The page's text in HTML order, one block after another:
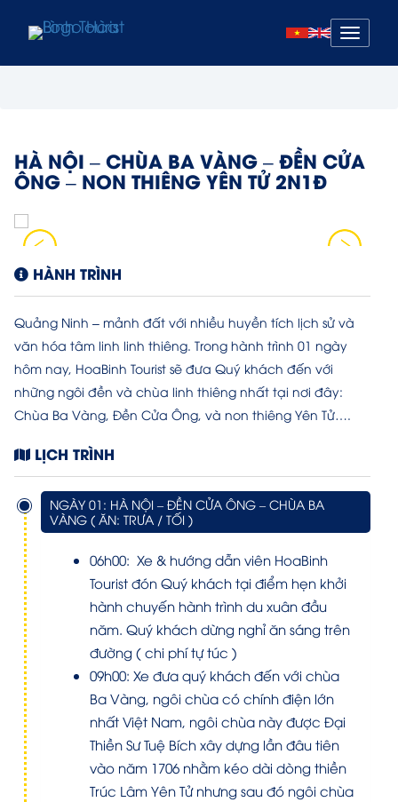
Mở
menu
HÀ NỘI – CHÙA BA VÀNG – ĐỀN CỬA
ÔNG – NON THIÊNG YÊN TỬ 2N1Đ
HÀNH TRÌNH
Quảng Ninh – mảnh đất với nhiều huyền tích lịch sử và
văn hóa tâm linh linh thiêng. Trong hành trình 01 ngày
hôm nay, HoaBinh Tourist sẽ đưa Quý khách đến với
những ngôi đền và chùa linh thiêng nhất tại nơi đây:
Chùa Ba Vàng, Đền Cửa Ông, và non thiêng Yên Tử….
LỊCH TRÌNH
NGÀY 01: HÀ NỘI – ĐỀN CỬA ÔNG – CHÙA BA
VÀNG ( ĂN: TRƯA / TỐI )
06h00: Xe & hướng dẫn viên HoaBinh
Tourist đón Quý khách tại điểm hẹn khởi
hành chuyến hành trình du xuân đầu
năm. Quý khách dừng nghỉ ăn sáng trên
đường ( chi phí tự túc )
09h00: Xe đưa quý khách đến với chùa
Ba Vàng, ngôi chùa có chính điện lớn
nhất Việt Nam, ngôi chùa này được Đại
Thiền Sư Tuệ Bích xây dựng lần đâu tiên
vào năm 1706 nhằm kéo dài dòng thiền
Trúc Lâm Yên Tử nhưng sau đó ngôi chùa